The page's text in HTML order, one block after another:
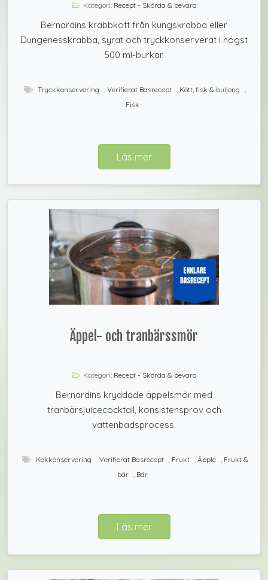
Kategori: Recept - Skörda & bevara
Bernardins krabbkött från kungskrabba eller
Dungenesskrabba, syrat och tryckkonserverat i högst
500 ml-burkar.
Läs mer
Tryckkonservering , Verifierat Basrecept , Kött, fisk & buljong ,
Fisk
Äppel- och tranbärssmör
Kategori: Recept - Skörda & bevara
Bernardins kryddade äppelsmör med
tranbärsjuicecocktail, konsistensprov och
vattenbadsprocess.
Läs mer
Kokkonservering , Verifierat Basrecept , Frukt , Äpple , Frukt &
bär , Bär